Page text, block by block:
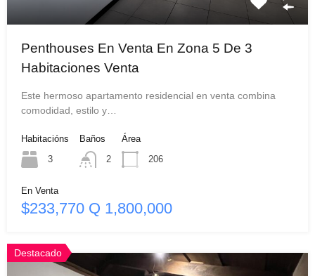
Penthouses En Venta En Zona 5 De 3
Habitaciones Venta
Este hermoso apartamento residencial en venta combina
comodidad, estilo y…
Habitacións
3
Baños
2
Área
206
En Venta
$233,770 Q 1,800,000
Destacado